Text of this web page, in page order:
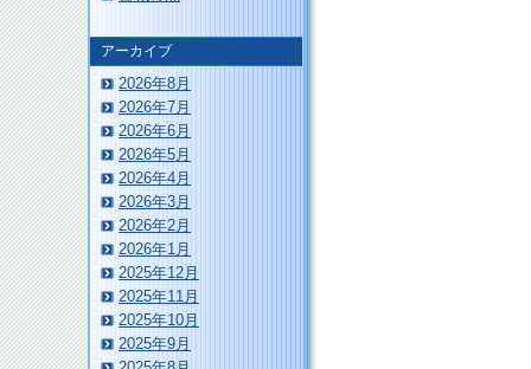
アーカイブ
2026年8月
2026年7月
2026年6月
2026年5月
2026年4月
2026年3月
2026年2月
2026年1月
2025年12月
2025年11月
2025年10月
2025年9月